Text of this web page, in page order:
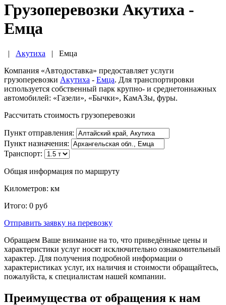
Грузоперевозки Акутиха -
Емца
| Акутиха | Емца
Компания «Автодоставка» предоставляет услуги
грузоперевозки Акутиха - Емца. Для транспортировки
используется собственный парк крупно- и среднетоннажных
автомобилей: «Газели», «Бычки», КамАЗы, фуры.
Рассчитать стоимость грузоперевозки
Пункт отправления:
Пункт назначения:
Транспорт:
Общая информация по маршруту
Километров: км
Итого: 0 руб
Отправить заявку на перевозку
Обращаем Ваше внимание на то, что приведённые цены и
характеристики услуг носят исключительно ознакомительный
характер. Для получения подробной информации о
характеристиках услуг, их наличия и стоимости обращайтесь,
пожалуйста, к специалистам нашей компании.
Преимущества от обращения к нам